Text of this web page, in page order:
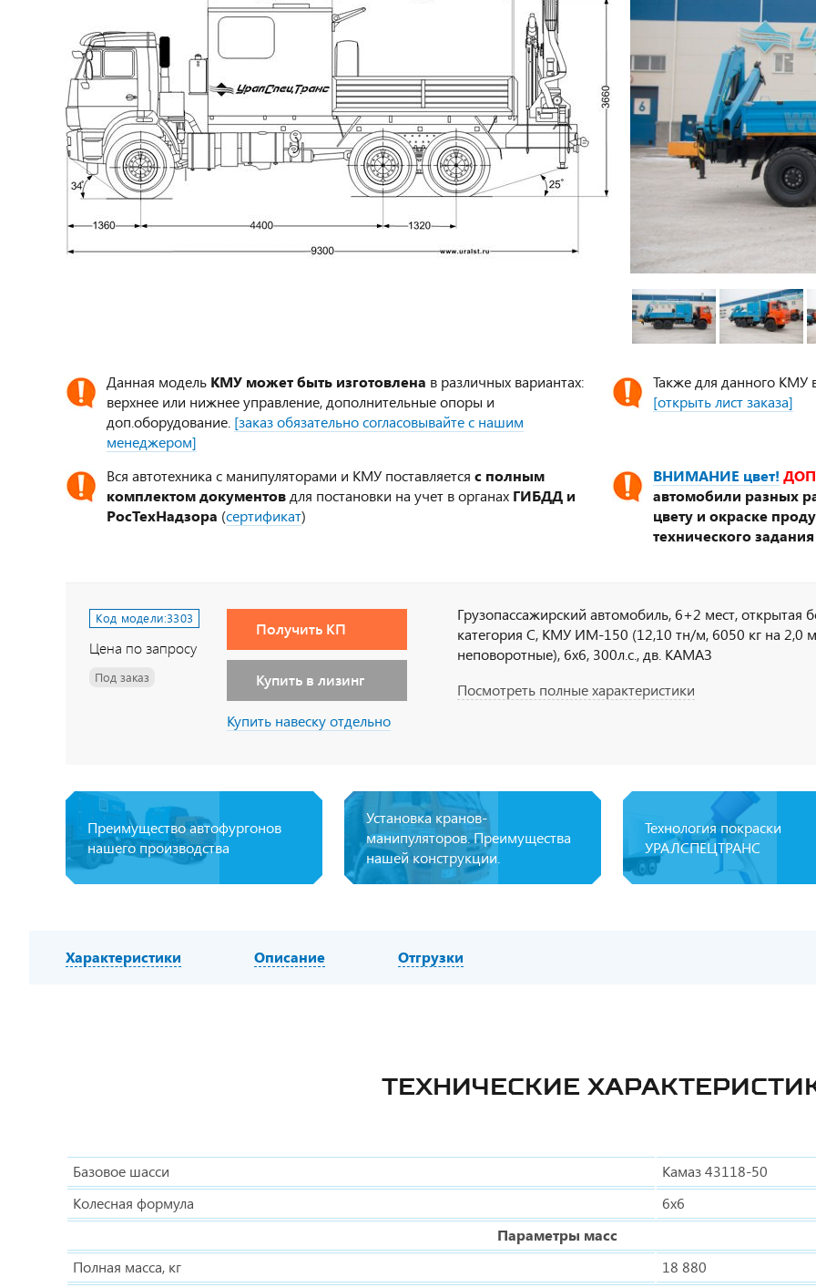
Данная модель КМУ может быть изготовлена в различных вариантах:
верхнее или нижнее управление, дополнительные опоры и
доп.оборудование. [заказ обязательно согласовывайте с нашим
менеджером]
Также для данного КМУ
[открыть лист заказа]
Вся автотехника с манипуляторами и КМУ поставляется с полным
комплектом документов для постановки на учет в органах ГИБДД и
РосТехНадзора (сертификат)
ВНИМАНИЕ цвет!
автомобили разных
цвету и окраске
технического
Код модели:3303
Цена по запросу
Под заказ
Получить КП
Купить в лизинг
Купить навеску отдельно
Грузопассажирский автомобиль, 6+2 мест, открытая
категория С, КМУ ИМ-150 (12,10 тн/м, 6050 кг на 2,0
неповоротные), 6х6, 300л.с., дв. КАМАЗ
Посмотреть полные характеристики
Преимущество автофургонов
нашего производства
Установка кранов-
манипуляторов. Преимущества
нашей конструкции.
Технология покраски
УРАЛСПЕЦТРАНС
Характеристики Описание Отгрузки
ТЕХНИЧЕСКИЕ
Базовое шасси
Камаз 43118-50
Колесная формула
6х6
Параметры масс
Полная масса, кг
18 880